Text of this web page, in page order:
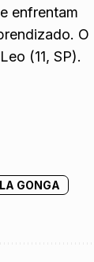
enfrentam
O
(11, SP).
GONGA